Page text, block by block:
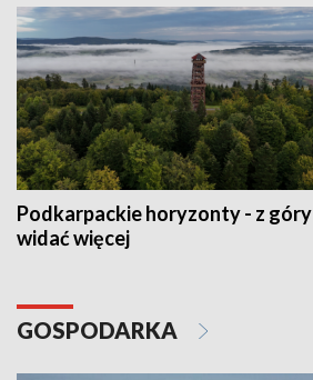
Podkarpackie horyzonty - z góry
widać więcej
GOSPODARKA